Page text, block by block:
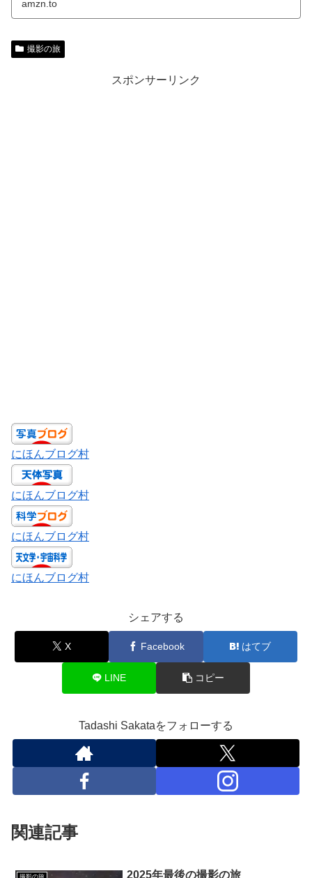
amzn.to
撮影の旅
スポンサーリンク
にほんブログ村
にほんブログ村
にほんブログ村
にほんブログ村
シェアする
X Facebook はてブ
LINE コピー
Tadashi Sakataをフォローする
関連記事
撮影の旅 2025年最後の撮影の旅